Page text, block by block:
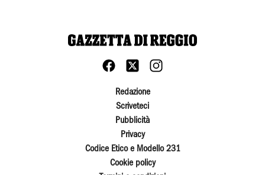
Redazione
Scriveteci
Pubblicità
Privacy
Codice Etico e Modello 231
Cookie policy